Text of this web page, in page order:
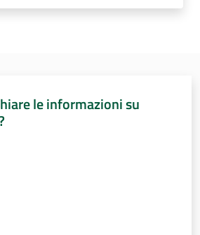
le informazioni su